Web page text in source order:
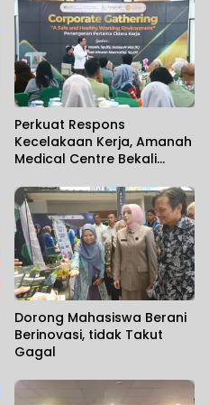
Perkuat Respons
Kecelakaan Kerja, Amanah
Medical Centre Bekali
Cedera Sejak Menit
Pertama
Dorong Mahasiswa Berani
Berinovasi, tidak Takut
Gagal